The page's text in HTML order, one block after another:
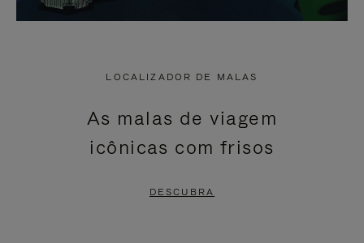
LOCALIZADOR DE MALAS
As malas de viagem
icônicas com frisos
DESCUBRA